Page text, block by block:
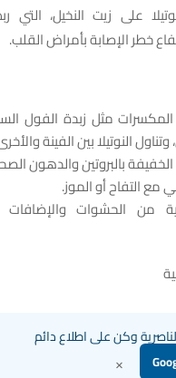
على زيت النخيل، التي
خطر الإصابة بأمراض القلب.
مثل زبدة الفول
النوتيلا بين الفينة
بالبروتين والدهون
مع التفاح أو الموز.
من الحشوات والإضافات
وكن على اطلاع دائم
×